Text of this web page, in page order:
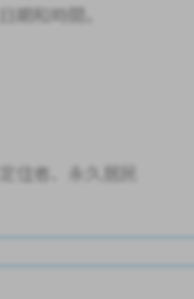
期和時間。
住者、永久居民